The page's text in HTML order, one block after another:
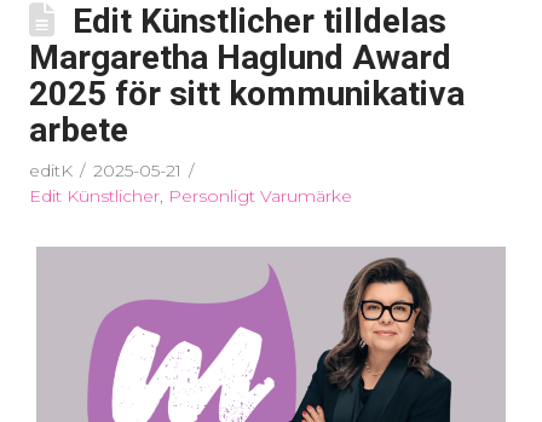
Edit Künstlicher tilldelas
Margaretha Haglund Award
2025 för sitt kommunikativa
arbete
editK
2025-05-21
Edit Künstlicher, Personligt Varumärke